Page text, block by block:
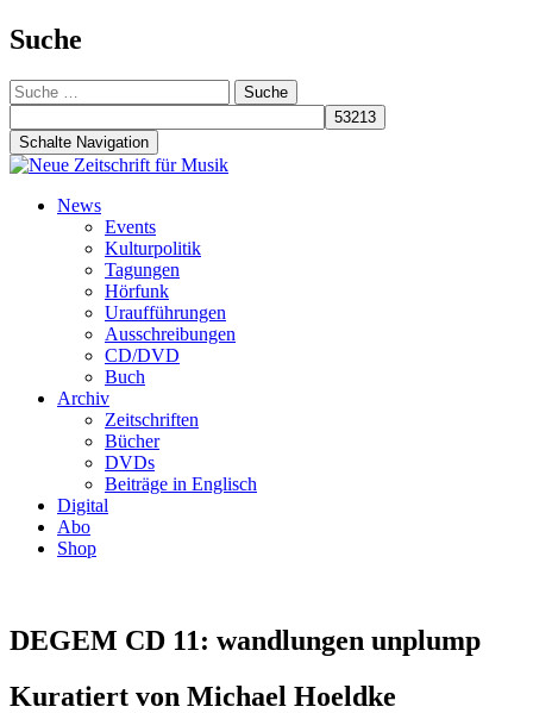
Suche
Suche
nach:
Schalte Navigation
Zum
News
Events
Kulturpolitik
Tagungen
Hörfunk
Uraufführungen
Ausschreibungen
CD/DVD
Buch
Archiv
Zeitschriften
Bücher
DVDs
Beiträge in Englisch
Digital
Abo
Shop
DEGEM CD 11: wandlungen unplump
Kuratiert von Michael Hoeldke